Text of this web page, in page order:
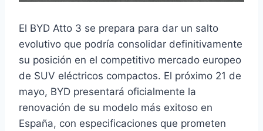
El BYD Atto 3 se prepara para dar un salto
evolutivo que podría consolidar definitivamente
su posición en el competitivo mercado europeo
de SUV eléctricos compactos. El próximo 21 de
mayo, BYD presentará oficialmente la
renovación de su modelo más exitoso en
España, con especificaciones que prometen